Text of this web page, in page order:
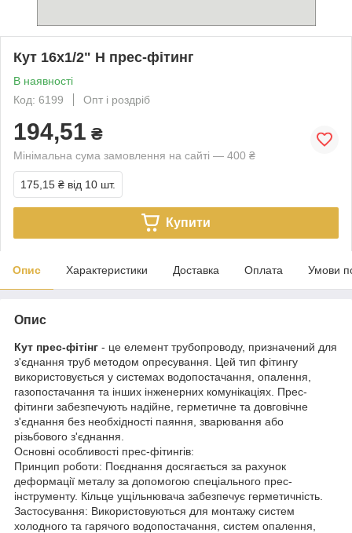
Кут 16х1/2" Н прес-фітинг
В наявності
Код: 6199
Опт і роздріб
194,51 ₴
Мінімальна сума замовлення на сайті — 400 ₴
175,15 ₴ від 10 шт.
Купити
Опис Характеристики Доставка Оплата Умови
Опис
Кут прес-фітінг - це елемент трубопроводу, призначений для
з'єднання труб методом опресування. Цей тип фітингу
використовується у системах водопостачання, опалення,
газопостачання та інших інженерних комунікаціях. Прес-
фітинги забезпечують надійне, герметичне та довговічне
з'єднання без необхідності паяння, зварювання або
різьбового з'єднання.
Основні особливості прес-фітингів:
Принцип роботи: Поєднання досягається за рахунок
деформації металу за допомогою спеціального прес-
інструменту. Кільце ущільнювача забезпечує герметичність.
Застосування: Використовуються для монтажу систем
холодного та гарячого водопостачання, систем опалення,